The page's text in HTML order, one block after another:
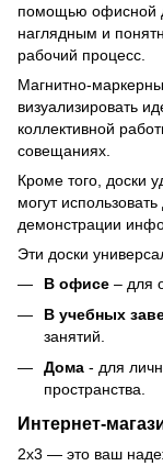
помощью офисной
наглядным и
рабочий процесс.
Магнитно-
визуализировать
коллективной
совещаниях.
Кроме того, доски
могут
демонстрации
Эти доски
В офисе – для
В учебных
занятий.
Дома - для
пространства.
Интернет-
2х3 — это ваш